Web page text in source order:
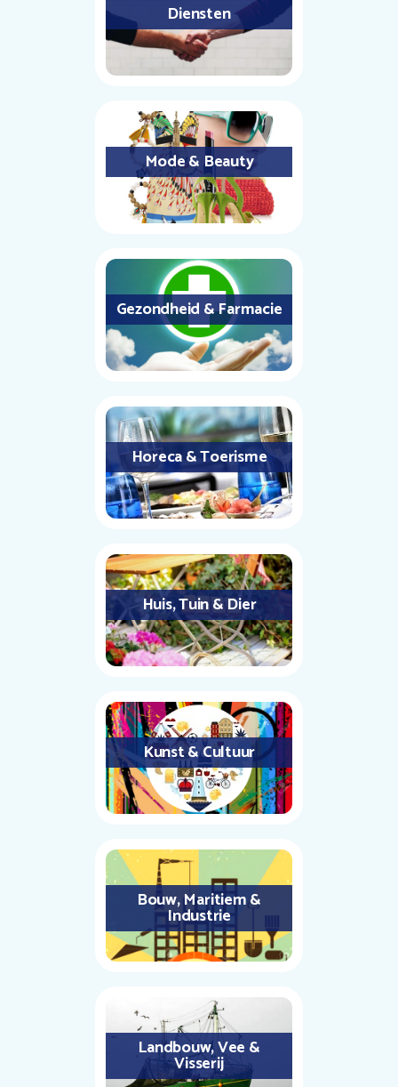
Diensten
Mode & Beauty
Gezondheid & Farmacie
Horeca & Toerisme
Huis, Tuin & Dier
Kunst & Cultuur
Bouw, Maritiem &
Industrie
Landbouw, Vee &
Visserij